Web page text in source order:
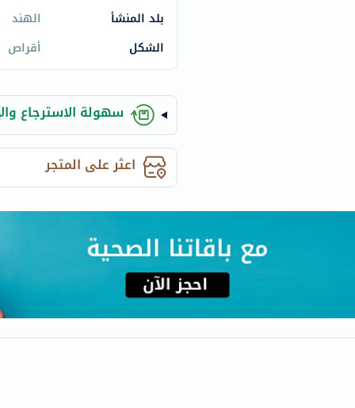
bepanthen
century
accu-
chek
activise
acuvue
annemarie-
borlind
aveeno
freestylelibre
cetaphil
cerave
بلد المنشأ
الهند
الشكل
أقراص
سهولة الاسترجاع
اعثر على المتجر